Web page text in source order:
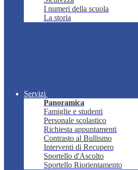
I numeri della scuola
La storia
Servizi
Panoramica
Famiglie e studenti
Personale scolastico
Richiesta appuntamenti
Contrasto al Bullismo
Interventi di Recupero
Sportello d'Ascolto
Sportello Riorientamento